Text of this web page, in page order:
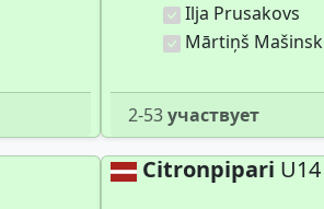
Ilja Prusakovs
Mārtiņš
2-53участвует
Citronpipari U14